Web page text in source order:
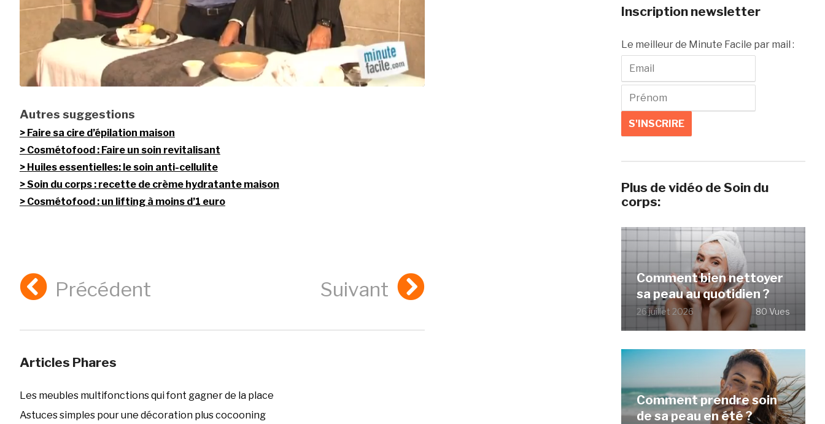
Autres suggestions
Faire sa cire d’épilation maison
Cosmétofood : Faire un soin revitalisant
Huiles essentielles: le soin anti-cellulite
Soin du corps : recette de crème hydratante maison
Cosmétofood : un lifting à moins d’1 euro
Précédent Suivant
Articles Phares
Les meubles multifonctions qui font gagner de la place
Astuces simples pour une décoration plus cocooning
Inscription newsletter
Le meilleur de Minute Facile par mail :
Plus de vidéo de Soin du
corps:
Comment bien nettoyer
sa peau au quotidien ?
26 juillet 2026 80 Vues
Comment prendre soin
de sa peau en été ?